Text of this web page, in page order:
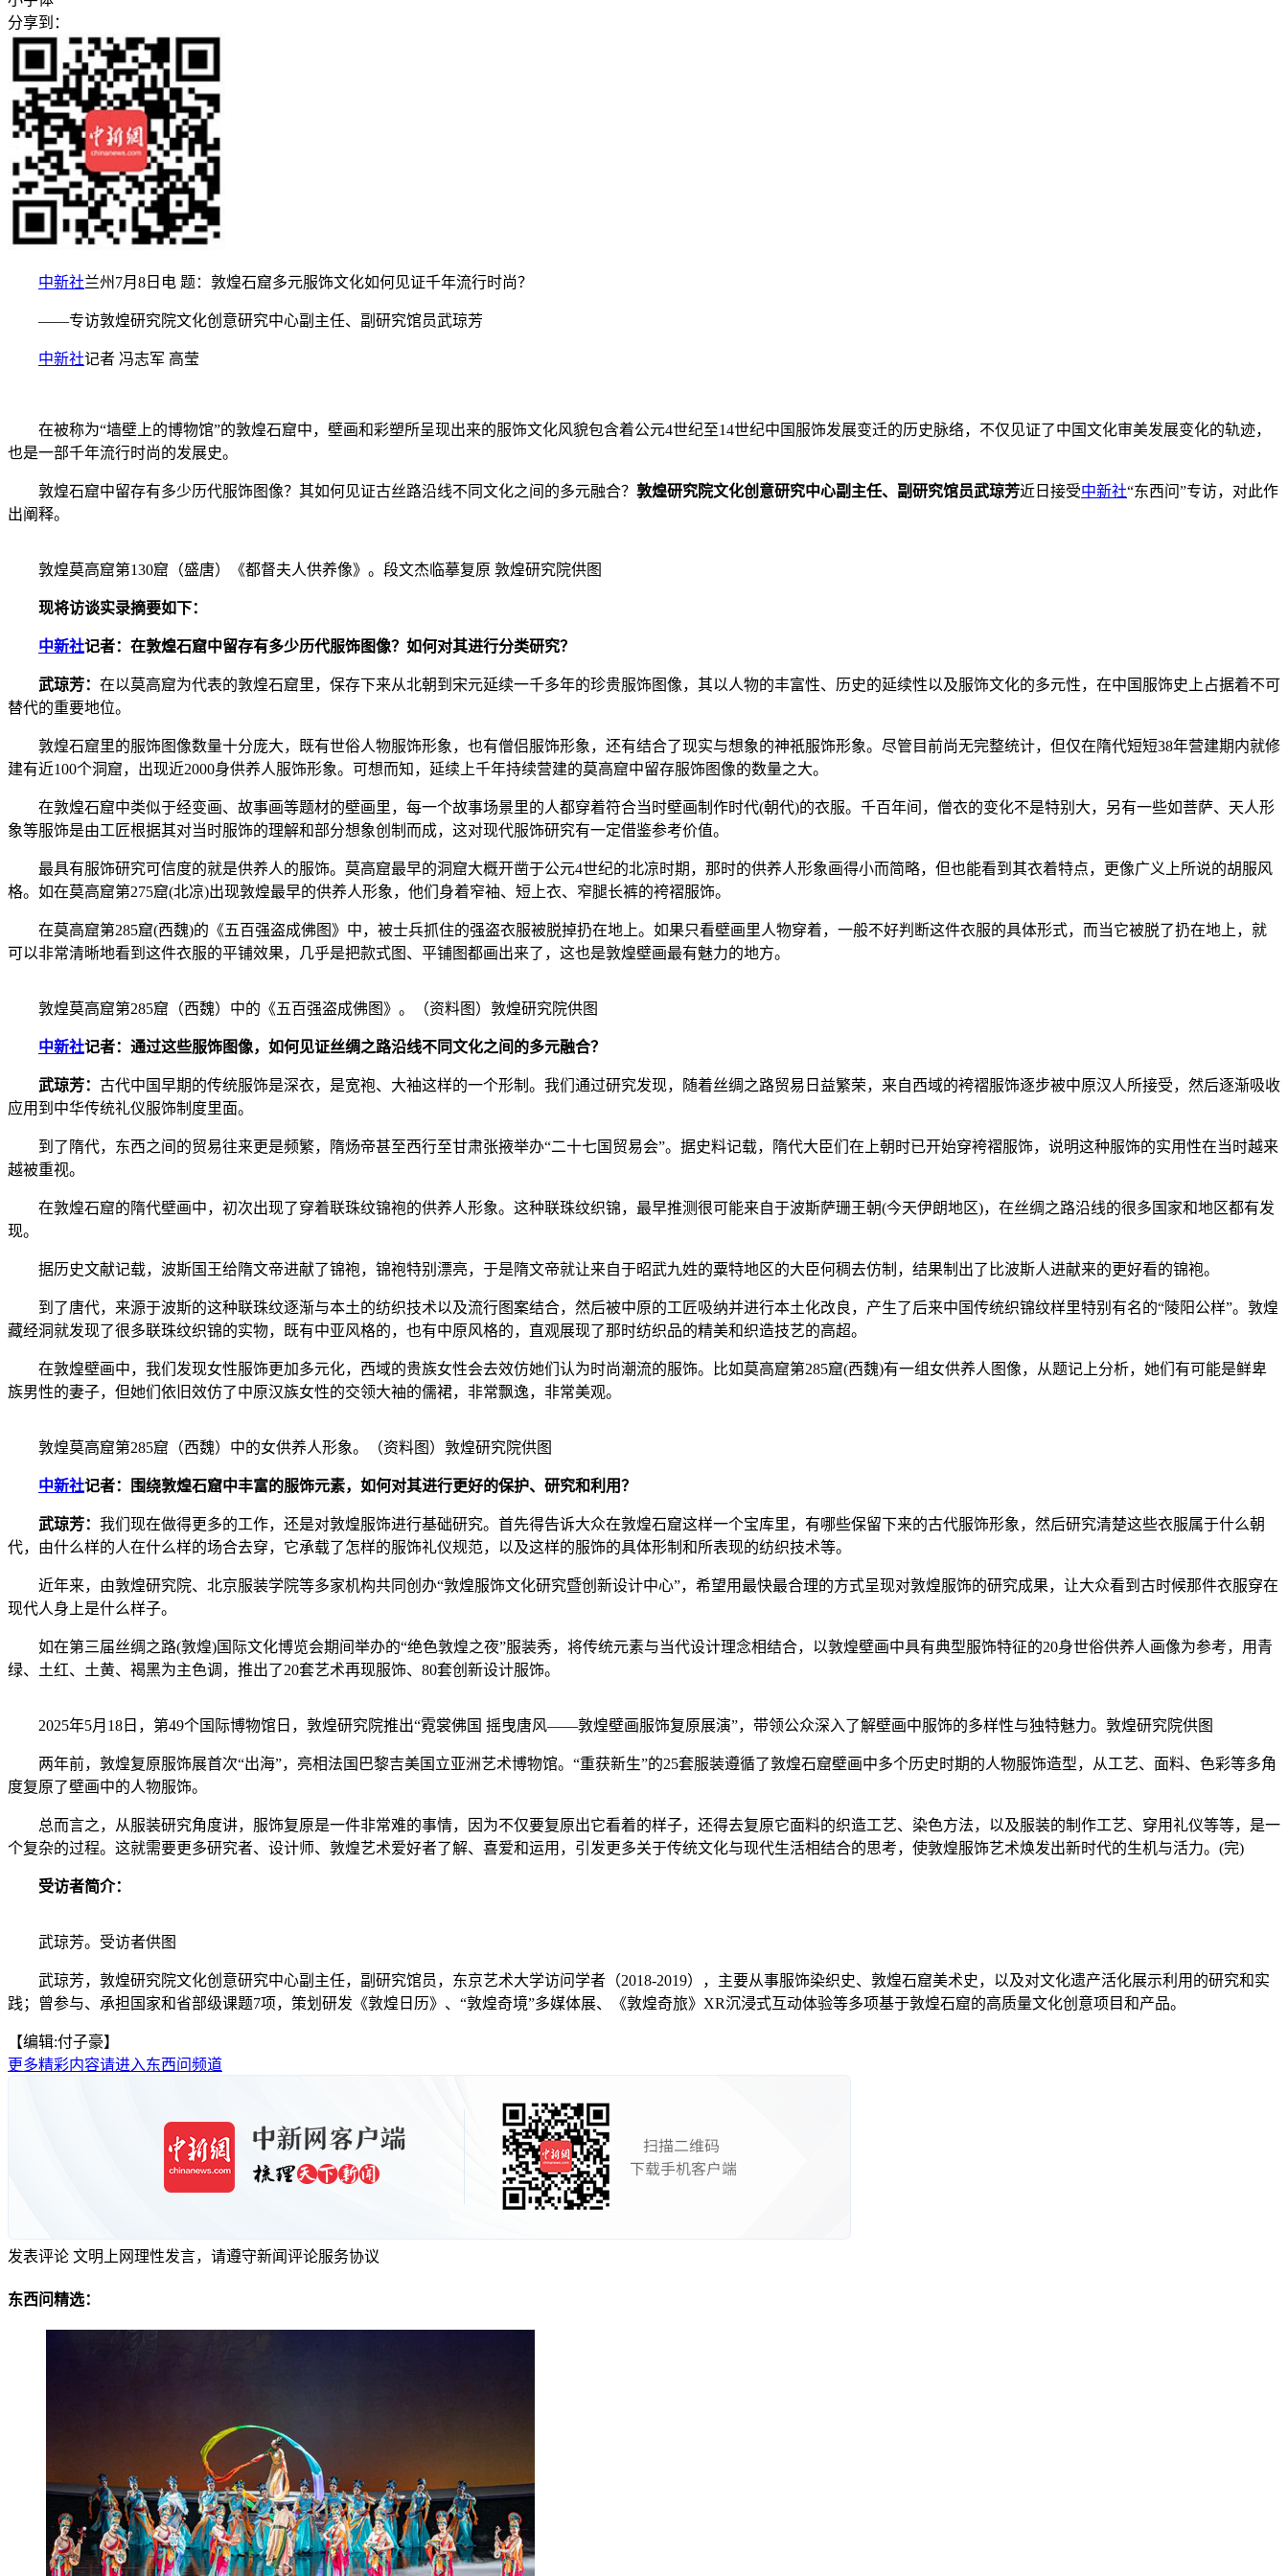
分享到：
中新社兰州7月8日电 题：敦煌石窟多元服饰文化如何见证千年流行时尚？
——专访敦煌研究院文化创意研究中心副主任、副研究馆员武琼芳
中新社记者 冯志军 高莹
在被称为“墙壁上的博物馆”的敦煌石窟中，壁画和彩塑所呈现出来的服饰文化风貌包含着公元4世纪至14世纪中国服饰发展变迁的历史脉络，不仅见证了中国文化审美发展变化的轨迹，
也是一部千年流行时尚的发展史。
敦煌石窟中留存有多少历代服饰图像？其如何见证古丝路沿线不同文化之间的多元融合？ 敦煌研究院文化创意研究中心副主任、副研究馆员武琼芳近日接受中新社“东西问”专访，对此作
出阐释。
敦煌莫高窟第130窟（盛唐）《都督夫人供养像》。段文杰临摹复原 敦煌研究院供图
现将访谈实录摘要如下：
中新社记者：在敦煌石窟中留存有多少历代服饰图像？如何对其进行分类研究？
武琼芳： 在以莫高窟为代表的敦煌石窟里，保存下来从北朝到宋元延续一千多年的珍贵服饰图像，其以人物的丰富性、历史的延续性以及服饰文化的多元性，在中国服饰史上占据着不可
替代的重要地位。
敦煌石窟里的服饰图像数量十分庞大，既有世俗人物服饰形象，也有僧侣服饰形象，还有结合了现实与想象的神祇服饰形象。尽管目前尚无完整统计，但仅在隋代短短38年营建期内就修
建有近100个洞窟，出现近2000身供养人服饰形象。可想而知，延续上千年持续营建的莫高窟中留存服饰图像的数量之大。
在敦煌石窟中类似于经变画、故事画等题材的壁画里，每一个故事场景里的人都穿着符合当时壁画制作时代(朝代)的衣服。千百年间，僧衣的变化不是特别大，另有一些如菩萨、天人形
象等服饰是由工匠根据其对当时服饰的理解和部分想象创制而成，这对现代服饰研究有一定借鉴参考价值。
最具有服饰研究可信度的就是供养人的服饰。莫高窟最早的洞窟大概开凿于公元4世纪的北凉时期，那时的供养人形象画得小而简略，但也能看到其衣着特点，更像广义上所说的胡服风
格。如在莫高窟第275窟(北凉)出现敦煌最早的供养人形象，他们身着窄袖、短上衣、窄腿长裤的袴褶服饰。
在莫高窟第285窟(西魏)的《五百强盗成佛图》中，被士兵抓住的强盗衣服被脱掉扔在地上。如果只看壁画里人物穿着，一般不好判断这件衣服的具体形式，而当它被脱了扔在地上，就
可以非常清晰地看到这件衣服的平铺效果，几乎是把款式图、平铺图都画出来了，这也是敦煌壁画最有魅力的地方。
敦煌莫高窟第285窟（西魏）中的《五百强盗成佛图》。（资料图）敦煌研究院供图
中新社记者：通过这些服饰图像，如何见证丝绸之路沿线不同文化之间的多元融合？
武琼芳： 古代中国早期的传统服饰是深衣，是宽袍、大袖这样的一个形制。我们通过研究发现，随着丝绸之路贸易日益繁荣，来自西域的袴褶服饰逐步被中原汉人所接受，然后逐渐吸收
应用到中华传统礼仪服饰制度里面。
到了隋代，东西之间的贸易往来更是频繁，隋炀帝甚至西行至甘肃张掖举办“二十七国贸易会”。据史料记载，隋代大臣们在上朝时已开始穿袴褶服饰，说明这种服饰的实用性在当时越来
越被重视。
在敦煌石窟的隋代壁画中，初次出现了穿着联珠纹锦袍的供养人形象。这种联珠纹织锦，最早推测很可能来自于波斯萨珊王朝(今天伊朗地区)，在丝绸之路沿线的很多国家和地区都有发
现。
据历史文献记载，波斯国王给隋文帝进献了锦袍，锦袍特别漂亮，于是隋文帝就让来自于昭武九姓的粟特地区的大臣何稠去仿制，结果制出了比波斯人进献来的更好看的锦袍。
到了唐代，来源于波斯的这种联珠纹逐渐与本土的纺织技术以及流行图案结合，然后被中原的工匠吸纳并进行本土化改良，产生了后来中国传统织锦纹样里特别有名的“陵阳公样”。敦煌
藏经洞就发现了很多联珠纹织锦的实物，既有中亚风格的，也有中原风格的，直观展现了那时纺织品的精美和织造技艺的高超。
在敦煌壁画中，我们发现女性服饰更加多元化，西域的贵族女性会去效仿她们认为时尚潮流的服饰。比如莫高窟第285窟(西魏)有一组女供养人图像，从题记上分析，她们有可能是鲜卑
族男性的妻子，但她们依旧效仿了中原汉族女性的交领大袖的儒裙，非常飘逸，非常美观。
敦煌莫高窟第285窟（西魏）中的女供养人形象。（资料图）敦煌研究院供图
中新社记者：围绕敦煌石窟中丰富的服饰元素，如何对其进行更好的保护、研究和利用？
武琼芳： 我们现在做得更多的工作，还是对敦煌服饰进行基础研究。首先得告诉大众在敦煌石窟这样一个宝库里，有哪些保留下来的古代服饰形象，然后研究清楚这些衣服属于什么朝
代，由什么样的人在什么样的场合去穿，它承载了怎样的服饰礼仪规范，以及这样的服饰的具体形制和所表现的纺织技术等。
近年来，由敦煌研究院、北京服装学院等多家机构共同创办“敦煌服饰文化研究暨创新设计中心”，希望用最快最合理的方式呈现对敦煌服饰的研究成果，让大众看到古时候那件衣服穿在
现代人身上是什么样子。
如在第三届丝绸之路(敦煌)国际文化博览会期间举办的“绝色敦煌之夜”服装秀，将传统元素与当代设计理念相结合，以敦煌壁画中具有典型服饰特征的20身世俗供养人画像为参考，用青
绿、土红、土黄、褐黑为主色调，推出了20套艺术再现服饰、80套创新设计服饰。
2025年5月18日，第49个国际博物馆日，敦煌研究院推出“霓裳佛国 摇曳唐风——敦煌壁画服饰复原展演”，带领公众深入了解壁画中服饰的多样性与独特魅力。敦煌研究院供图
两年前，敦煌复原服饰展首次“出海”，亮相法国巴黎吉美国立亚洲艺术博物馆。“重获新生”的25套服装遵循了敦煌石窟壁画中多个历史时期的人物服饰造型，从工艺、面料、色彩等多角
度复原了壁画中的人物服饰。
总而言之，从服装研究角度讲，服饰复原是一件非常难的事情，因为不仅要复原出它看着的样子，还得去复原它面料的织造工艺、染色方法，以及服装的制作工艺、穿用礼仪等等，是一
个复杂的过程。这就需要更多研究者、设计师、敦煌艺术爱好者了解、喜爱和运用，引发更多关于传统文化与现代生活相结合的思考，使敦煌服饰艺术焕发出新时代的生机与活力。(完)
受访者简介：
武琼芳。受访者供图
武琼芳，敦煌研究院文化创意研究中心副主任，副研究馆员，东京艺术大学访问学者（2018-2019），主要从事服饰染织史、敦煌石窟美术史，以及对文化遗产活化展示利用的研究和实
践；曾参与、承担国家和省部级课题7项，策划研发《敦煌日历》、“敦煌奇境”多媒体展、《敦煌奇旅》XR沉浸式互动体验等多项基于敦煌石窟的高质量文化创意项目和产品。
【编辑:付子豪】
更多精彩内容请进入东西问频道
发表评论 文明上网理性发言，请遵守新闻评论服务协议
东西问精选：